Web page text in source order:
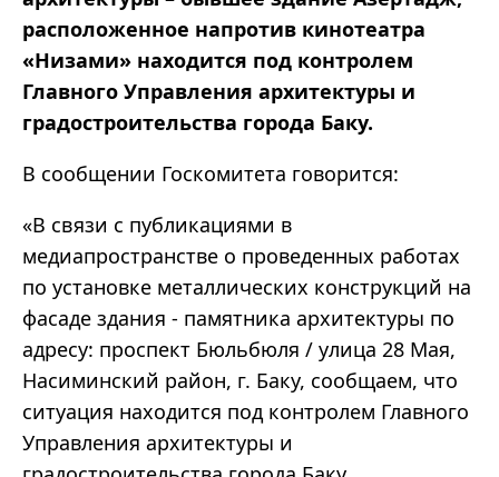
расположенное напротив кинотеатра
«Низами» находится под контролем
Главного Управления архитектуры и
градостроительства города Баку.
В сообщении Госкомитета говорится:
«В связи с публикациями в
медиапространстве о проведенных работах
по установке металлических конструкций на
фасаде здания - памятника архитектуры по
адресу: проспект Бюльбюля / улица 28 Мая,
Насиминский район, г. Баку, сообщаем, что
ситуация находится под контролем Главного
Управления архитектуры и